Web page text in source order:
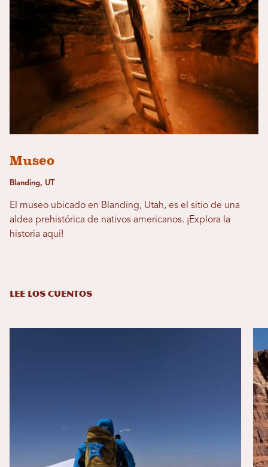
Museo
Blanding, UT
El museo ubicado en Blanding, Utah, es el sitio de una
aldea prehistórica de nativos americanos. ¡Explora la
historia aquí!
LEE LOS CUENTOS